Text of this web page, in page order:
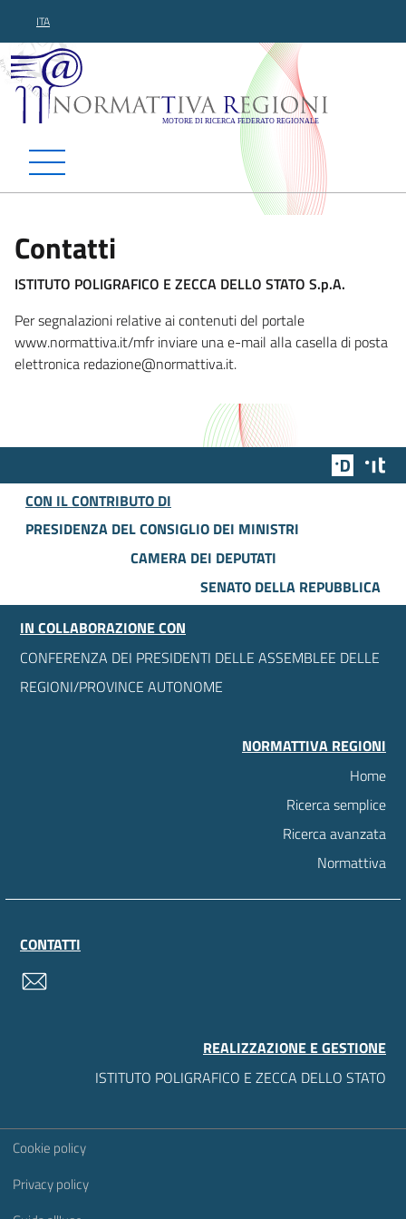
ITA
Normattiva Regioni -
Contatti
ISTITUTO POLIGRAFICO E ZECCA DELLO STATO S.p.A.
Per segnalazioni relative ai contenuti del portale
www.normattiva.it/mfr inviare una e-mail alla casella di posta
elettronica redazione@normattiva.it.
Team
CON IL CONTRIBUTO DI
PRESIDENZA DEL CONSIGLIO DEI MINISTRI
CAMERA DEI DEPUTATI
SENATO DELLA REPUBBLICA
IN COLLABORAZIONE CON
CONFERENZA DEI PRESIDENTI DELLE ASSEMBLEE DELLE
REGIONI/PROVINCE AUTONOME
NORMATTIVA REGIONI
Home
Ricerca semplice
Ricerca avanzata
Normattiva
CONTATTI
REALIZZAZIONE E GESTIONE
ISTITUTO POLIGRAFICO E ZECCA DELLO STATO
Sezione Link Utili
Cookie policy
Privacy policy